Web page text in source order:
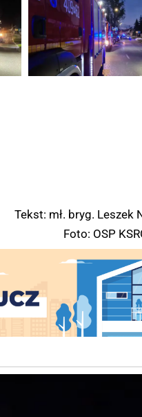
Tekst: mł. bryg. Leszek
Foto: OSP